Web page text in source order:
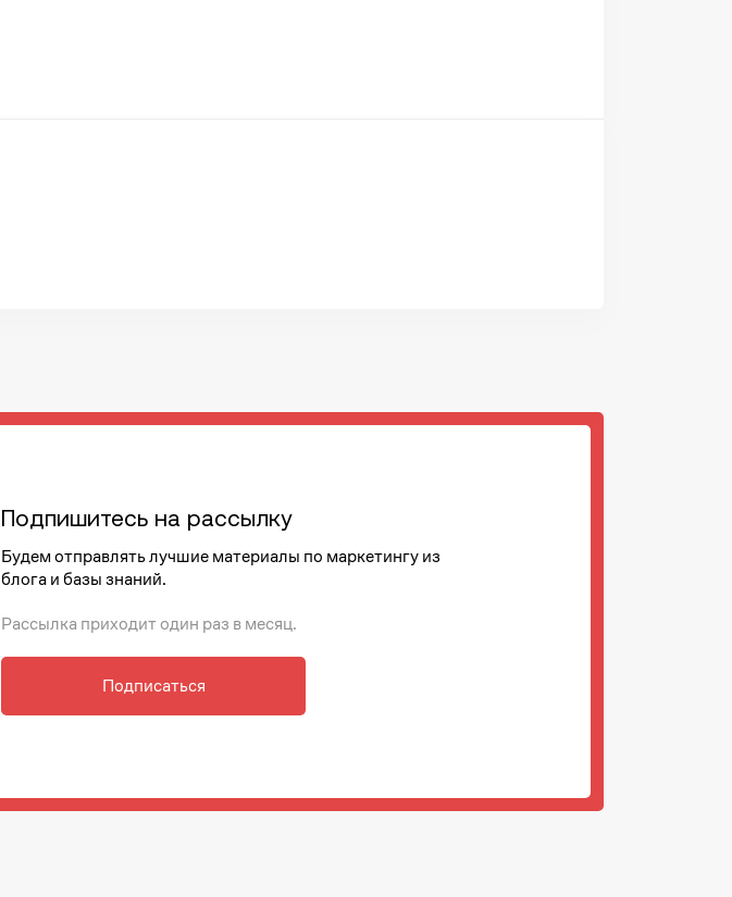
Подпишитесь на рассылку
Будем отправлять лучшие материалы по маркетингу из
блога и базы знаний.
Рассылка приходит один раз в месяц.
Подписаться